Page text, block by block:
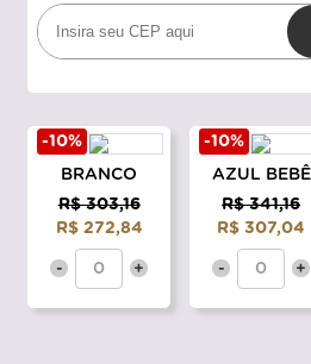
BRANCO
R$ 303,16
R$ 272,84
- +
-10%
AZUL BEBÊ
R$ 341,16
R$ 307,04
- +
-10%